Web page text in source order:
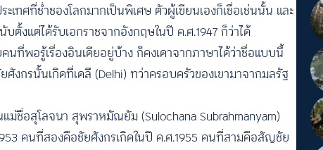
ทศที่ช่ำชองโลกมากเป็นพิเศษ ตัวผู้เขียนเองก็เชื่อเช่นนั้น และ
ตั้งแต่ได้รับเอกราชจากอังกฤษในปี ค.ศ.1947 ก็ว่าได้
ที่พอรู้เรื่องอินเดียอยู่บ้าง ก็คงเดาจากภาษาได้ว่าชื่อแบบนี้
งกรนั้นเกิดที่เดลี (Delhi) ทว่าครอบครัวของเขามาจากมลรัฐ
ชื่อสุโลจนา สุพราหมัณยัม (Sulochana Subrahmanyam)
คนที่สองคือชัยศังกรเกิดในปี ค.ศ.1955 คนที่สามคือสัญชัย